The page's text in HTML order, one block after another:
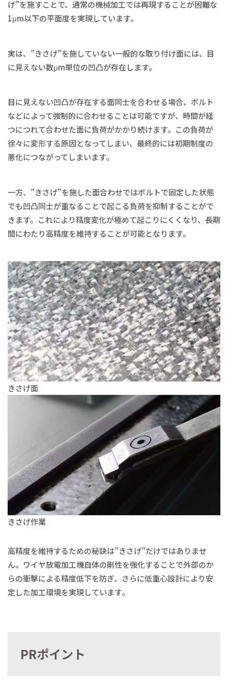
げ”を施すことで、通常の機械加工では再現することが困難な
1μm以下の平面度を実現しています。
実は、”きさげ”を施していない一般的な取り付け面には、目
に見えない数μm単位の凹凸が存在します。
目に見えない凹凸が存在する面同士を合わせる場合、ボルト
などによって強制的に合わせることは可能ですが、時間が経
つにつれて合わせた面に負荷がかかり続けます。この負荷が
徐々に変形する原因となってしまい、最終的には初期制度の
悪化につながってしまいます。
一方、”きさげ”を施した面合わせではボルトで固定した状態
でも凹凸同士が重なることで起こる負荷を抑制することがで
きます。これにより精度変化が極めて起こりにくくなり、長期
間にわたり高精度を維持することが可能となります。
きさげ面
きさげ作業
高精度を維持するための秘訣は”きさげ”だけではありませ
ん。ワイヤ放電加工機自体の剛性を強化することで外部のか
らの衝撃による精度低下を防ぎ、さらに低重心設計により安
定した加工環境を実現しています。
PRポイント